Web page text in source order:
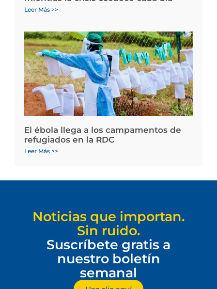
Leer Más >>
El ébola llega a los campamentos de
refugiados en la RDC
Leer Más >>
Noticias que importan.
Sin ruido.
Suscríbete gratis a
nuestro boletín
semanal